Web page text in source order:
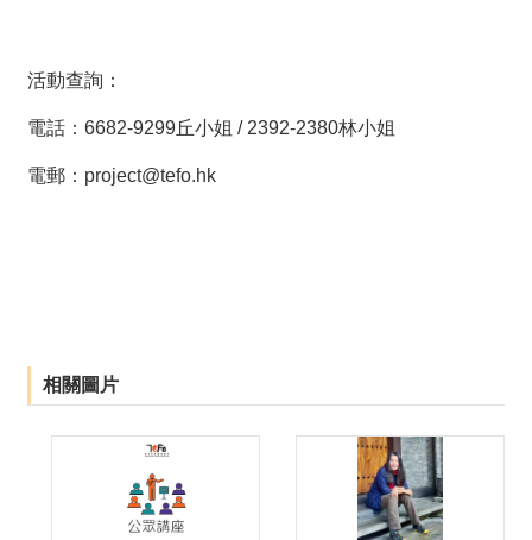
活動查詢：
電話：6682-9299丘小姐 / 2392-2380林小姐
電郵：project@tefo.hk
相關圖片